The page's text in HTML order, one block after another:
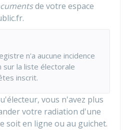
de votre espace
n'a aucune incidence
la liste électorale
inscrit.
vous n'avez plus
votre radiation d'une
soit en ligne ou au guichet.